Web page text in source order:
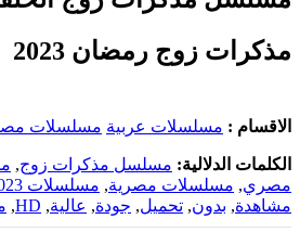
مذكرات زوج رمضان 2023
الاقسام : مسلسلات عربية مسلسلات
الكلمات الدلالية: مسلسل مذكرات زوج,
مصري, مسلسلات مصرية, مسلسلات 2023
مشاهدة, بدون, تحميل, جودة, عالية,
HD
,